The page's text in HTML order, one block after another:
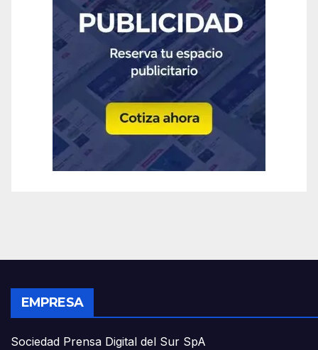
EMPRESA
Sociedad Prensa Digital del Sur SpA